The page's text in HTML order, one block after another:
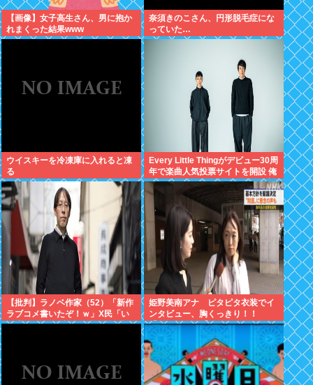
【画像】女子高生さん、男に抱か
れまくった結果www
奈須きのこさん、円形脱毛症にな
っていた…
ウイスキーを冷凍庫に入れると凍
る
Every Little Thingがデビュー30周
年で楽曲人気投票サイトを開設 俺
はもちろんFace the Changeに入
れてきたぞ
【批判】ラノベ作家（52）「新作
ラブコメ書いたぞ！ｗ」X民「い
い歳こいてラブコメ（笑）恥ずか
姫野美南アナ ピタピタ衣装でイ
ンタビュー、胸くっきり！！
【GIF動画あり】